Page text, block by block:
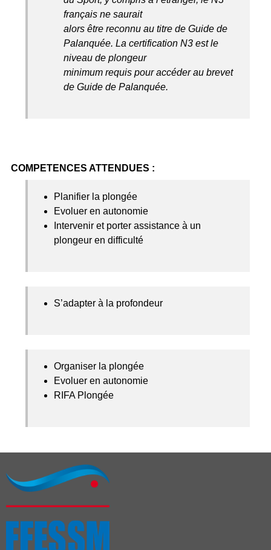
français ne saurait
alors être reconnu au titre de Guide de
Palanquée. La certification N3 est le
niveau de plongeur
minimum requis pour accéder au brevet
de Guide de Palanquée.
COMPETENCES ATTENDUES :
Planifier la plongée
Evoluer en autonomie
Intervenir et porter assistance à un
plongeur en difficulté
S’adapter à la profondeur
Organiser la plongée
Evoluer en autonomie
RIFA Plongée